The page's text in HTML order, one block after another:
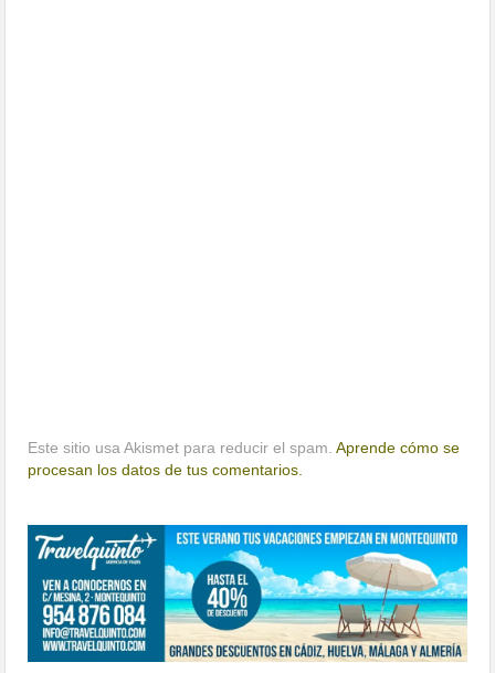
Este sitio usa Akismet para reducir el spam.Aprende cómo se
procesan los datos de tus comentarios.